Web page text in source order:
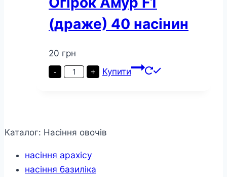
(драже) 40 насінин
20 грн
-
Огірок
Амур
+ Купити
Каталог: Насіння овочів
насіння арахісу
насіння базиліка